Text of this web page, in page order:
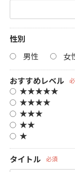
性別
男性
女
おすすめレベル
★★★★★
★★★★
★★★
★★
★
タイトル
必須